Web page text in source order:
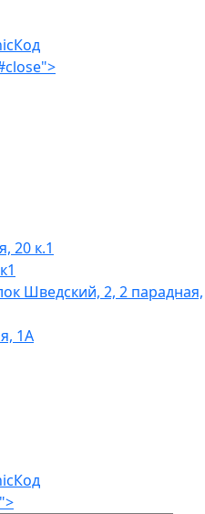
Код
20 к.1
Шведский, 2, 2 парадная,
1А
Код